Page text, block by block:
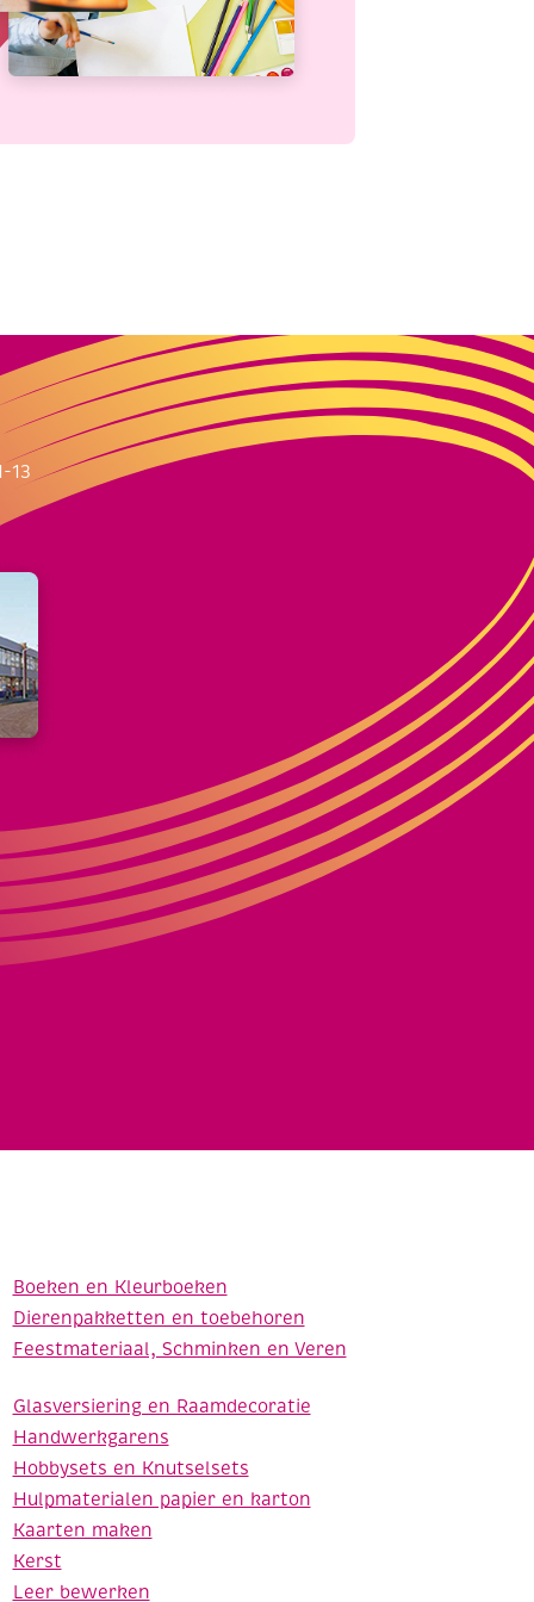
13
Boeken en Kleurboeken
Dierenpakketten en toebehoren
Feestmateriaal, Schminken en Veren
Glasversiering en Raamdecoratie
Handwerkgarens
Hobbysets en Knutselsets
Hulpmaterialen papier en karton
Kaarten maken
Kerst
Leer bewerken